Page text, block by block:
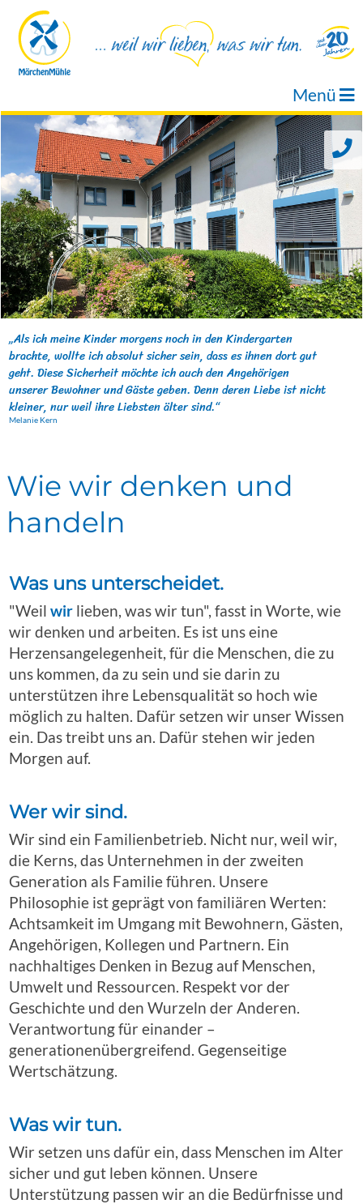
Menü
„Als ich meine Kinder morgens noch in den Kindergarten
brachte, wollte ich absolut sicher sein, dass es ihnen dort gut
geht. Diese Sicherheit möchte ich auch den Angehörigen
unserer Bewohner und Gäste geben. Denn deren Liebe ist nicht
kleiner, nur weil ihre Liebsten älter sind.“
Melanie Kern
Wie wir denken und
handeln
Was uns unterscheidet.
"Weil wir lieben, was wir tun", fasst in Worte, wie
wir denken und arbeiten. Es ist uns eine
Herzensangelegenheit, für die Menschen, die zu
uns kommen, da zu sein und sie darin zu
unterstützen ihre Lebensqualität so hoch wie
möglich zu halten. Dafür setzen wir unser Wissen
ein. Das treibt uns an. Dafür stehen wir jeden
Morgen auf.
Wer wir sind.
Wir sind ein Familienbetrieb. Nicht nur, weil wir,
die Kerns, das Unternehmen in der zweiten
Generation als Familie führen. Unsere
Philosophie ist geprägt von familiären Werten:
Achtsamkeit im Umgang mit Bewohnern, Gästen,
Angehörigen, Kollegen und Partnern. Ein
nachhaltiges Denken in Bezug auf Menschen,
Umwelt und Ressourcen. Respekt vor der
Geschichte und den Wurzeln der Anderen.
Verantwortung für einander –
generationenübergreifend. Gegenseitige
Wertschätzung.
Was wir tun.
Wir setzen uns dafür ein, dass Menschen im Alter
sicher und gut leben können. Unsere
Unterstützung passen wir an die Bedürfnisse und